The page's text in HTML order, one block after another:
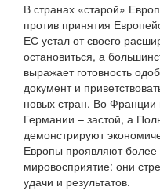
В странах «старой»
против принятия
ЕС устал от своего
остановиться, а
выражает готовность
документ и
новых стран. Во Франции
Германии – застой, а
демонстрируют
Европы проявляют более
мировосприятие: они
удачи и результатов.